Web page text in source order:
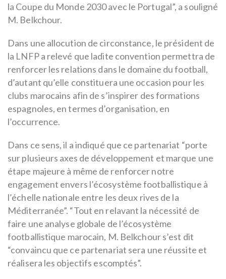
la Coupe du Monde 2030 avec le Portugal”, a souligné
M. Belkchour.
Dans une allocution de circonstance, le président de
la LNFP a relevé que ladite convention permettra de
renforcer les relations dans le domaine du football,
d’autant qu’elle constituera une occasion pour les
clubs marocains afin de s’inspirer des formations
espagnoles, en termes d’organisation, en
l’occurrence.
Dans ce sens, il a indiqué que ce partenariat “porte
sur plusieurs axes de développement et marque une
étape majeure à même de renforcer notre
engagement envers l’écosystème footballistique à
l’échelle nationale entre les deux rives de la
Méditerranée”. “Tout en relavant la nécessité de
faire une analyse globale de l’écosystème
footballistique marocain, M. Belkchour s’est dit
“convaincu que ce partenariat sera une réussite et
réalisera les objectifs escomptés”.